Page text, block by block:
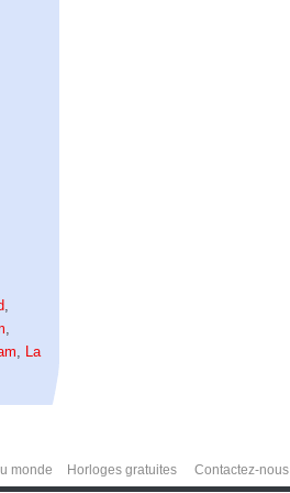
,
,
, La
monde Horloges gratuites Contactez-nous